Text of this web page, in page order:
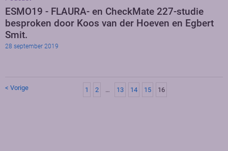
ESMO19 - FLAURA- en CheckMate 227-studie
besproken door Koos van der Hoeven en Egbert
Smit.
28 september 2019
< Vorige 1 2 … 13 14 15 16